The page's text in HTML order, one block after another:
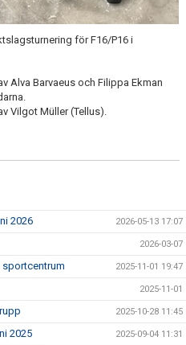
för F16/P16 i
Alva Barvaeus och Filippa Ekman
Vilgot Müller (Tellus).
2026 2026-05-13 17:07
2026-03-07
sportcentrum 2025-11-01 19:47
2025-11-01
2025-10-28 11:45
2025 2025-09-04 11:31